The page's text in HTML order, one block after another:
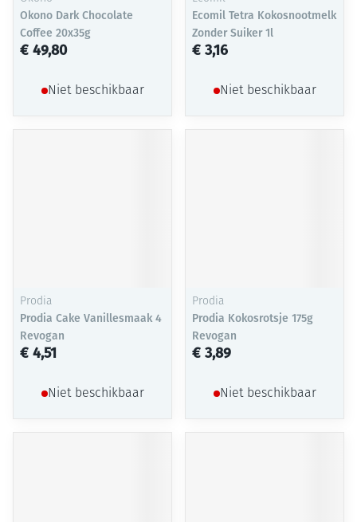
Okono Dark Chocolate
Coffee 20x35g
€ 49,80
Niet beschikbaar
Ecomil Tetra Kokosnootmelk
Zonder Suiker 1l
€ 3,16
Niet beschikbaar
Prodia
Prodia Cake Vanillesmaak 4
Revogan
€ 4,51
Niet beschikbaar
Prodia
Prodia Kokosrotsje 175g
Revogan
€ 3,89
Niet beschikbaar